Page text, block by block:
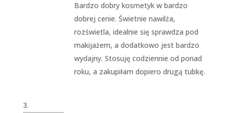
Bardzo dobry kosmetyk w bardzo
dobrej cenie. Świetnie nawilża,
rozświetla, idealnie się sprawdza pod
makijażem, a dodatkowo jest bardzo
wydajny. Stosuję codziennie od ponad
roku, a zakupiłam dopiero drugą tubkę.